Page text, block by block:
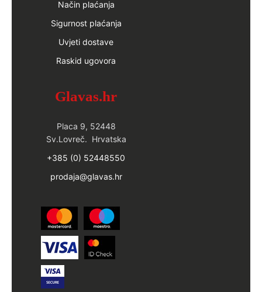
Način plaćanja
Sigurnost plaćanja
Uvjeti dostave
Raskid ugovora
Glavas.hr
Placa 9, 52448
Sv.Lovreč. Hrvatska
+385 (0) 52448550
prodaja@glavas.hr